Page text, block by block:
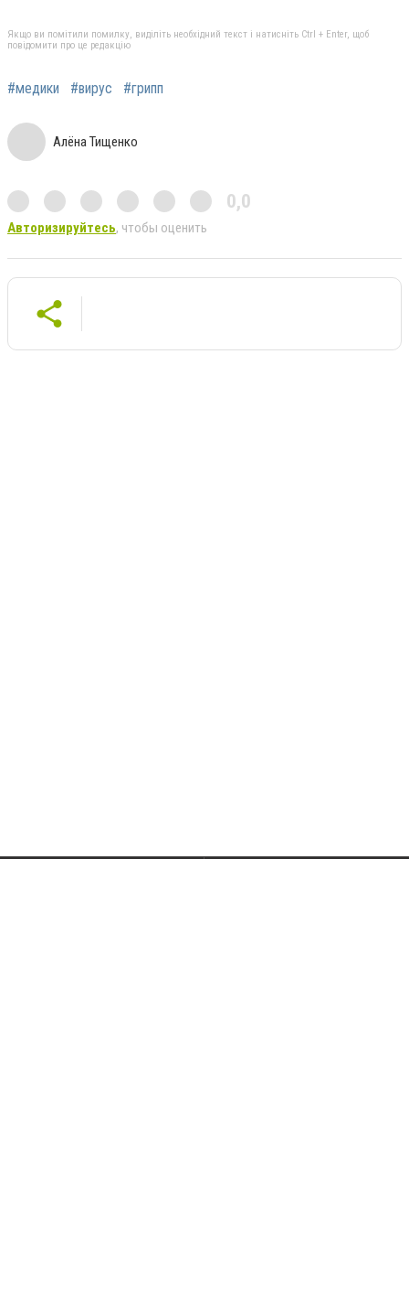
Якщо ви помітили помилку, виділіть необхідний текст і натисніть Ctrl + Enter, щоб
повідомити про це редакцію
#медики #вирус #грипп
Алёна Тищенко
0,0
Авторизируйтесь, чтобы оценить